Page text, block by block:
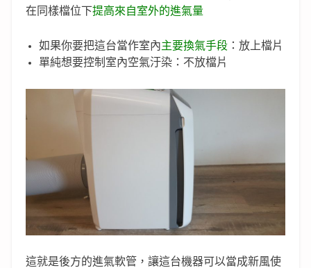
在同樣檔位下提高來自室外的進氣量
如果你要把這台當作室內主要換氣手段：放上檔片
單純想要控制室內空氣汙染：不放檔片
這就是後方的進氣軟管，讓這台機器可以當成新風使